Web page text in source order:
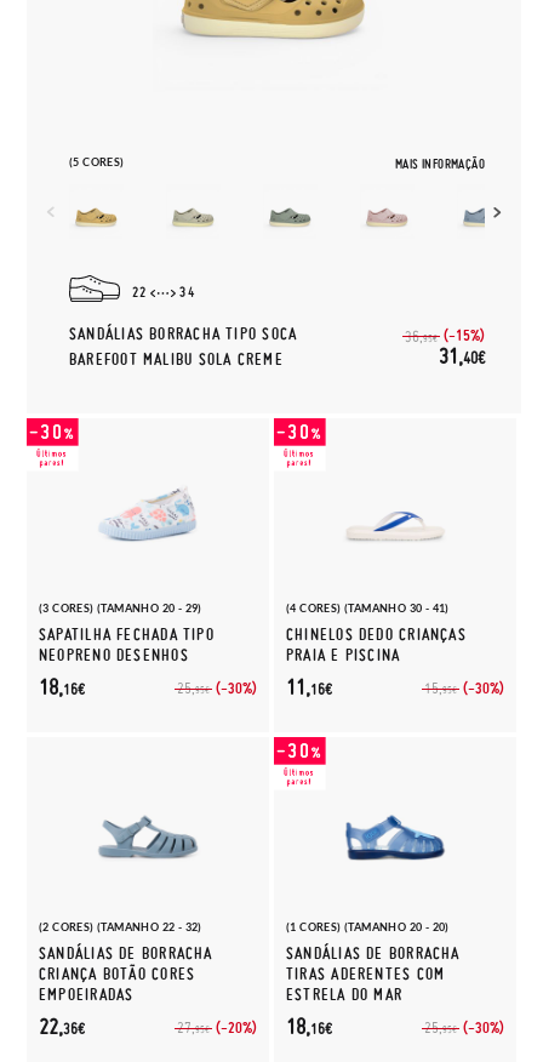
(5 CORES) MAIS INFORMAÇÃO
22 34
SANDÁLIAS BORRACHA TIPO SOCA
BAREFOOT MALIBU SOLA CREME
36,95€ (-15%)
31,40€
(3 CORES) (TAMANHO 20 - 29)
SAPATILHA FECHADA TIPO
NEOPRENO DESENHOS
25,95€ (-30%)
18,16€
(4 CORES) (TAMANHO 30 - 41)
CHINELOS DEDO CRIANÇAS
PRAIA E PISCINA
15,95€ (-30%)
11,16€
(2 CORES) (TAMANHO 22 - 32)
SANDÁLIAS DE BORRACHA
CRIANÇA BOTÃO CORES
EMPOEIRADAS
27,95€ (-20%)
22,36€
(1 CORES) (TAMANHO 20 - 20)
SANDÁLIAS DE BORRACHA
TIRAS ADERENTES COM
ESTRELA DO MAR
25,95€ (-30%)
18,16€